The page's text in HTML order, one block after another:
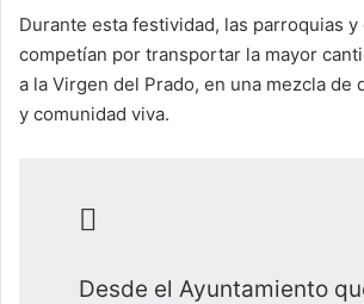
Durante esta festividad, las parroquias
competían por transportar la mayor
a la Virgen del Prado, en una mezcla de
y comunidad viva.
Desde el Ayuntamiento